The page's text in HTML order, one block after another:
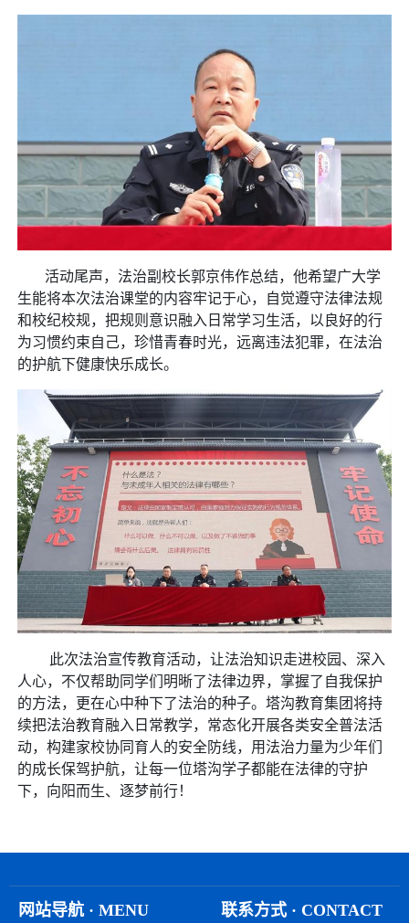
活动尾声，法治副校长郭京伟作总结，他希望广大学
生能将本次法治课堂的内容牢记于心，自觉遵守法律法规
和校纪校规，把规则意识融入日常学习生活，以良好的行
为习惯约束自己，珍惜青春时光，远离违法犯罪，在法治
的护航下健康快乐成长。
此次法治宣传教育活动，让法治知识走进校园、深入
人心，不仅帮助同学们明晰了法律边界，掌握了自我保护
的方法，更在心中种下了法治的种子。塔沟教育集团将持
续把法治教育融入日常教学，常态化开展各类安全普法活
动，构建家校协同育人的安全防线，用法治力量为少年们
的成长保驾护航，让每一位塔沟学子都能在法律的守护
下，向阳而生、逐梦前行！
网站导航 · MENU 联系方式 · CONTACT